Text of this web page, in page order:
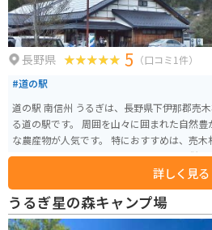
長野県 5 （口コミ1件）
#道の駅
道の駅 南信州 うるぎは、長野県下伊那郡売
る道の駅です。 周囲を山々に囲まれた自然豊かな場所に位置し、地元の新鮮
な農産物が人気です。 特におすすめは、売
フトクリームやジェラートです。 また、併
りの湯」は、アルカリ性単純温泉で、旅の疲れを
で訪れる場合、道の駅には広々とした駐車場
す。 国道418号線は「酷道」としても知られ
が、 その分、雄大な景色を楽しむことができ
詳しく見る
うるぎ星の森キャンプ場